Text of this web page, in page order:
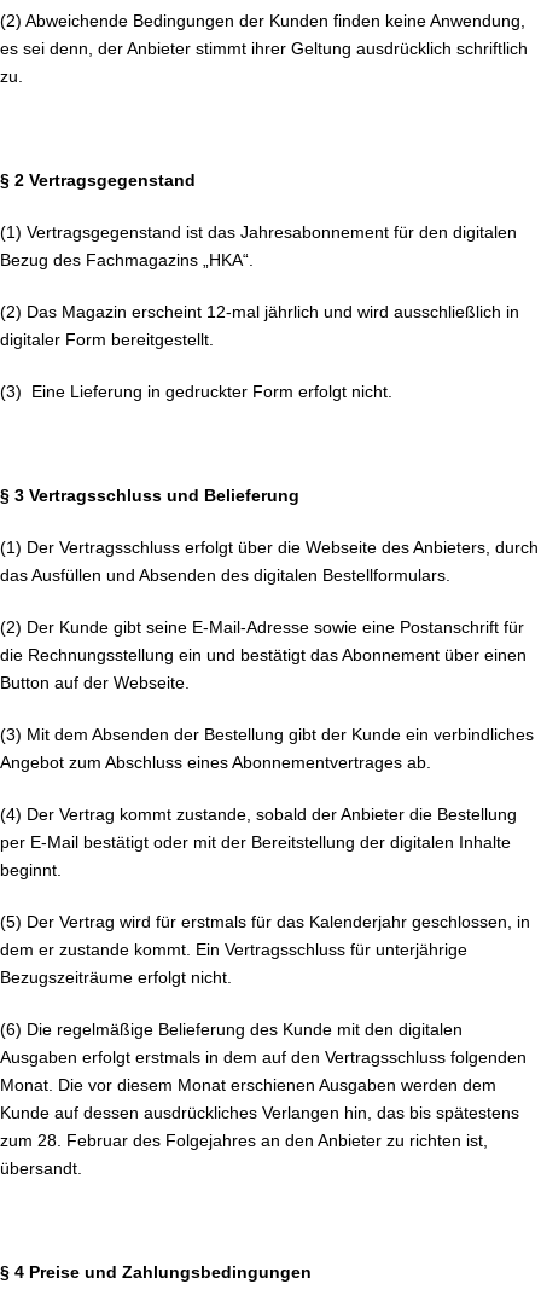
(2) Abweichende Bedingungen der Kunden finden keine Anwendung,
es sei denn, der Anbieter stimmt ihrer Geltung ausdrücklich schriftlich
zu.
§ 2 Vertragsgegenstand
(1) Vertragsgegenstand ist das Jahresabonnement für den digitalen
Bezug des Fachmagazins „HKA“.
(2) Das Magazin erscheint 12-mal jährlich und wird ausschließlich in
digitaler Form bereitgestellt.
(3) Eine Lieferung in gedruckter Form erfolgt nicht.
§ 3 Vertragsschluss und Belieferung
(1) Der Vertragsschluss erfolgt über die Webseite des Anbieters, durch
das Ausfüllen und Absenden des digitalen Bestellformulars.
(2) Der Kunde gibt seine E-Mail-Adresse sowie eine Postanschrift für
die Rechnungsstellung ein und bestätigt das Abonnement über einen
Button auf der Webseite.
(3) Mit dem Absenden der Bestellung gibt der Kunde ein verbindliches
Angebot zum Abschluss eines Abonnementvertrages ab.
(4) Der Vertrag kommt zustande, sobald der Anbieter die Bestellung
per E-Mail bestätigt oder mit der Bereitstellung der digitalen Inhalte
beginnt.
(5) Der Vertrag wird für erstmals für das Kalenderjahr geschlossen, in
dem er zustande kommt. Ein Vertragsschluss für unterjährige
Bezugszeiträume erfolgt nicht.
(6) Die regelmäßige Belieferung des Kunde mit den digitalen
Ausgaben erfolgt erstmals in dem auf den Vertragsschluss folgenden
Monat. Die vor diesem Monat erschienen Ausgaben werden dem
Kunde auf dessen ausdrückliches Verlangen hin, das bis spätestens
zum 28. Februar des Folgejahres an den Anbieter zu richten ist,
übersandt.
§ 4 Preise und Zahlungsbedingungen